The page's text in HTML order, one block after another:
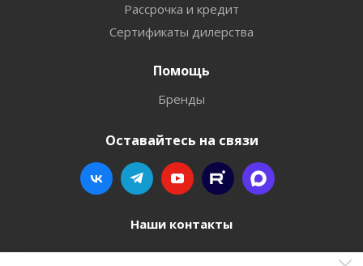
Рассрочка и кредит
Сертификаты дилерства
Помощь
Бренды
Оставайтесь на связи
Наши контакты
8 800 77-00-962